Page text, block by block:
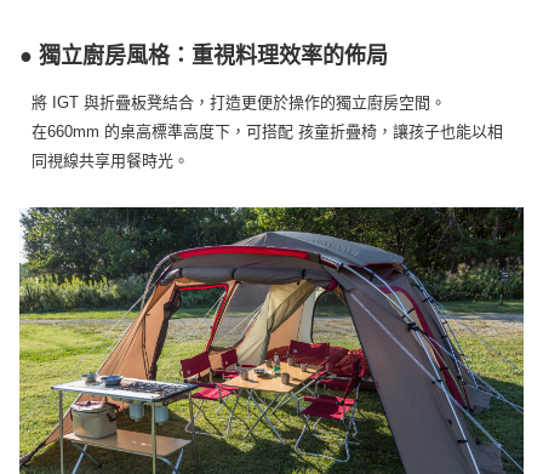
● 獨立廚房風格：重視料理效率的佈局
將 IGT 與折疊板凳結合，打造更便於操作的獨立廚房空間。
在660mm 的桌高標準高度下，可搭配 孩童折疊椅，讓孩子也能以相
同視線共享用餐時光。